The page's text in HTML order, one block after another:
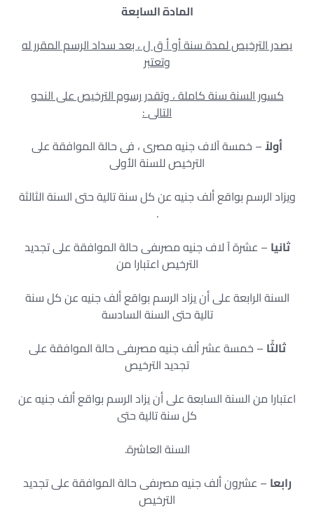
المادة السابعة
يصدر الترخيص لمدة سنة أو أ ق ل ، بعد سداد الرسم المقرر له
وتعتبر
كسور السنة سنة كاملة ، وتقدر رسوم الترخيص على النحو
التالى:
أولاً– خمسة آلاف جنيه مصرى ، فى حالة الموافقة على
الترخيص للسنة الأولى
ويزاد الرسم بواقع ألف جنيه عن كل سنة تالية حتى السنة الثالثة
.
ثانيا – عشرة آ لاف جنيه مصرىفى حالة الموافقة على تجديد
الترخيص اعتبارا من
السنة الرابعة على أن يزاد الرسم بواقع ألف جنيه عن كل سنة
تالية حتى السنة السادسة
ثالثًا – خمسة عشر ألف جنيه مصرىفى حالة الموافقة على
تجديد الترخيص
اعتبارا من السنة السابعة على أن يزاد الرسم بواقع ألف جنيه عن
كل سنة تالية حتى
السنة العاشرة.
رابعا – عشرون ألف جنيه مصرىفى حالة الموافقة على تجديد
الترخيص